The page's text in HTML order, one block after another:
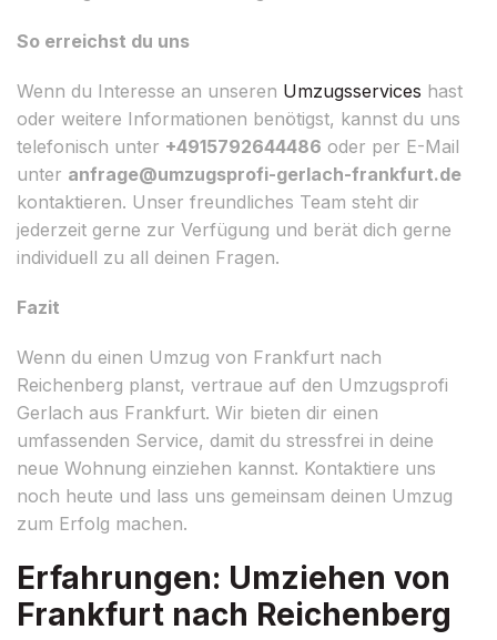
So erreichst du uns
Wenn du Interesse an unseren Umzugsservices hast
oder weitere Informationen benötigst, kannst du uns
telefonisch unter +4915792644486 oder per E-Mail
unter anfrage@umzugsprofi-gerlach-frankfurt.de
kontaktieren. Unser freundliches Team steht dir
jederzeit gerne zur Verfügung und berät dich gerne
individuell zu all deinen Fragen.
Fazit
Wenn du einen Umzug von Frankfurt nach
Reichenberg planst, vertraue auf den Umzugsprofi
Gerlach aus Frankfurt. Wir bieten dir einen
umfassenden Service, damit du stressfrei in deine
neue Wohnung einziehen kannst. Kontaktiere uns
noch heute und lass uns gemeinsam deinen Umzug
zum Erfolg machen.
Erfahrungen: Umziehen von
Frankfurt nach Reichenberg